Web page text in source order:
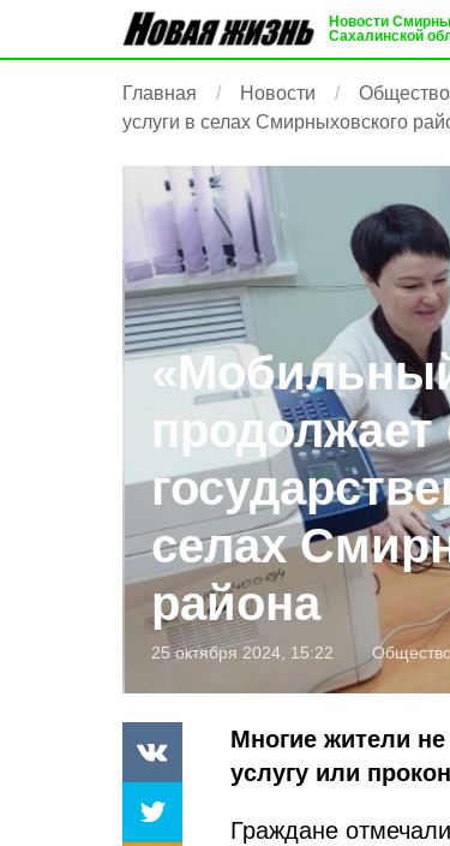
Новости
Сахалинской
Главная Новости Общество
услуги в селах Смирныховского
селах
района
25 октября 2024, 15:22
Многие жители
услугу или
Граждане